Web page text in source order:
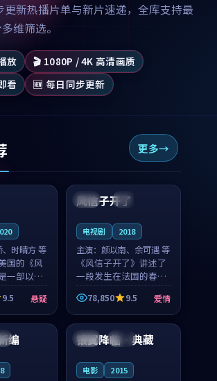
更新热播片单与新片速递，全库支持最
维筛选。
放
🎬 1080P / 4K 高清画质
看
🆕 每日同步更新
更多
99:07
、时晴方 等
国的《风
一部以时
的悬疑作
时晴方贡
受关注的
片在情感
感之间
9.5 悬疑
法国 4K
99:21
风信子开了
电视剧 2018
主演： 颜以南、余可遇 等
《风信子开了》讲述了
一段发生在法国的春日
漫步故事。颜以南饰演
的主角与余可遇的角色
因一场意外卷入更深的
纠葛，爱情元素贯穿始
终，节奏稳健而富有张
78,850 9.5 爱情
编 中国 院线
银翼降临·典藏
电影 2015